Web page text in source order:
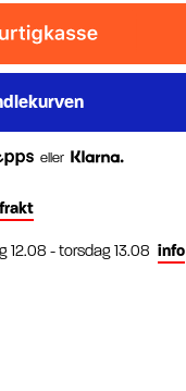
eller
12.08 - torsdag 13.08 info